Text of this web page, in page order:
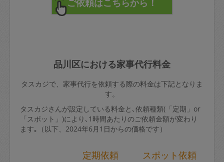
品川区における家事代行料金
タスカジで、家事代行を依頼する際の料金は下記となりま
す。
タスカジさんが設定している料金と､依頼種類(「定期」or
「スポット」)により､1時間あたりのご依頼金額が変わり
ます｡（以下、2024年6月1日からの価格です）
定期依頼 スポット依頼